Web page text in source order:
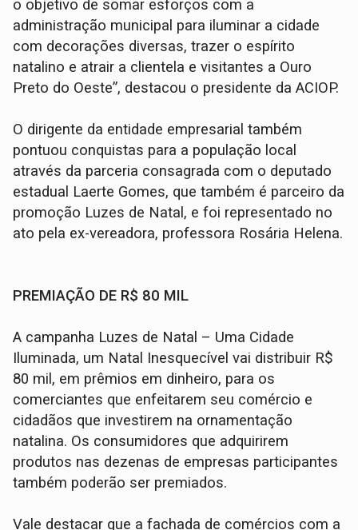
o objetivo de somar esforços com a
administração municipal para iluminar a cidade
com decorações diversas, trazer o espírito
natalino e atrair a clientela e visitantes a Ouro
Preto do Oeste”, destacou o presidente da ACIOP.
O dirigente da entidade empresarial também
pontuou conquistas para a população local
através da parceria consagrada com o deputado
estadual Laerte Gomes, que também é parceiro da
promoção Luzes de Natal, e foi representado no
ato pela ex-vereadora, professora Rosária Helena.
PREMIAÇÃO DE R$ 80 MIL
A campanha Luzes de Natal – Uma Cidade
Iluminada, um Natal Inesquecível vai distribuir R$
80 mil, em prêmios em dinheiro, para os
comerciantes que enfeitarem seu comércio e
cidadãos que investirem na ornamentação
natalina. Os consumidores que adquirirem
produtos nas dezenas de empresas participantes
também poderão ser premiados.
Vale destacar que a fachada de comércios com a